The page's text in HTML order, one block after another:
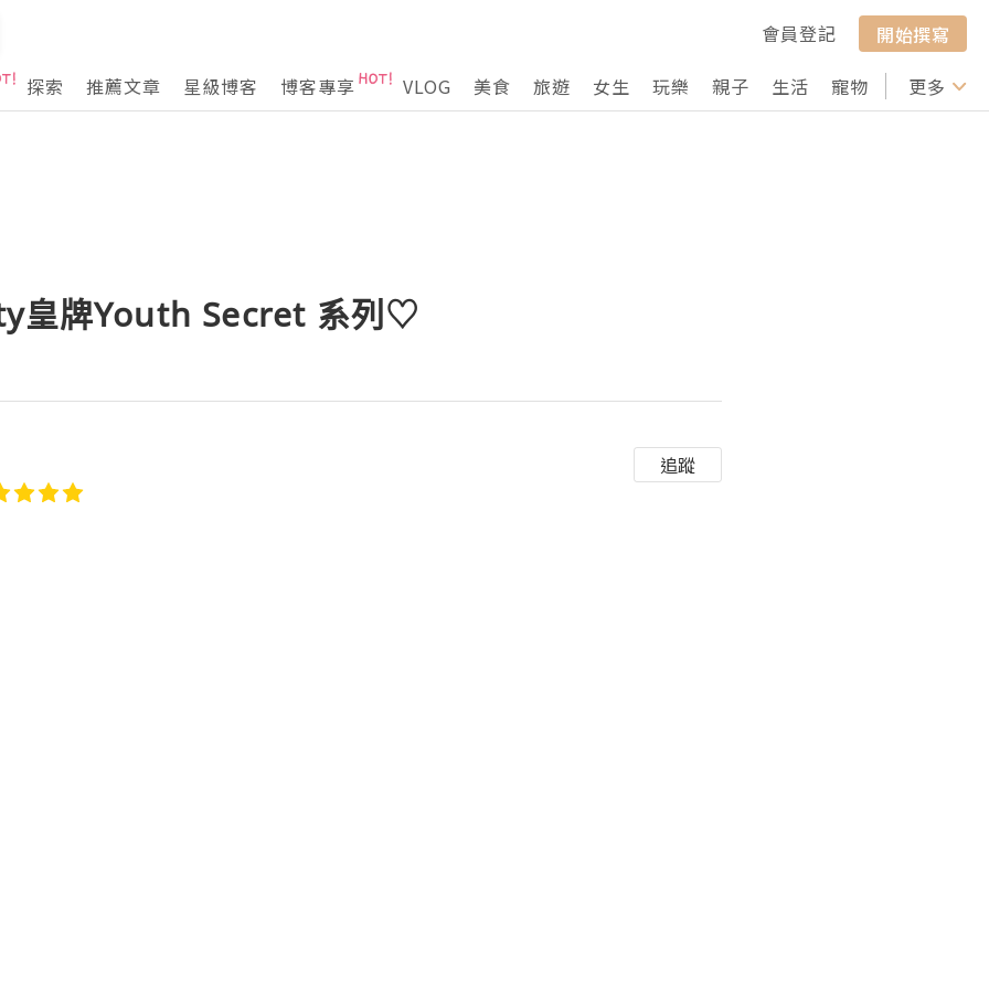
會員登記
開始撰寫
探索 推薦文章 星級博客 博客專享 VLOG 美食 旅遊 女生 玩樂 親子 生活 寵物 行山 打卡
更多
皇牌Youth Secret 系列♡
追蹤